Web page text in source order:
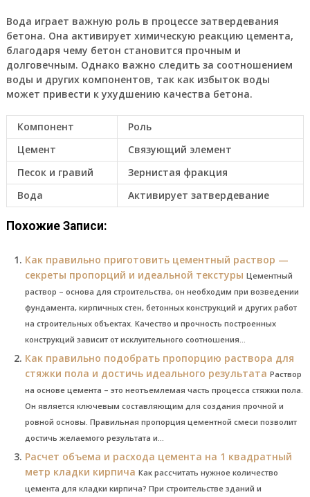
Вода играет важную роль в процессе затвердевания
бетона. Она активирует химическую реакцию цемента,
благодаря чему бетон становится прочным и
долговечным. Однако важно следить за соотношением
воды и других компонентов, так как избыток воды
может привести к ухудшению качества бетона.
Компонент
Роль
Цемент
Связующий элемент
Песок и гравий
Зернистая фракция
Вода
Активирует затвердевание
Похожие Записи:
Как правильно приготовить цементный раствор —
секреты пропорций и идеальной текстуры Цементный
раствор – основа для строительства, он необходим при возведении
фундамента, кирпичных стен, бетонных конструкций и других работ
на строительных объектах. Качество и прочность построенных
конструкций зависит от исклуительного соотношения...
Как правильно подобрать пропорцию раствора для
стяжки пола и достичь идеального результата Раствор
на основе цемента – это неотъемлемая часть процесса стяжки пола.
Он является ключевым составляющим для создания прочной и
ровной основы. Правильная пропорция цементной смеси позволит
достичь желаемого результата и...
Расчет объема и расхода цемента на 1 квадратный
метр кладки кирпича Как рассчитать нужное количество
цемента для кладки кирпича? При строительстве зданий и